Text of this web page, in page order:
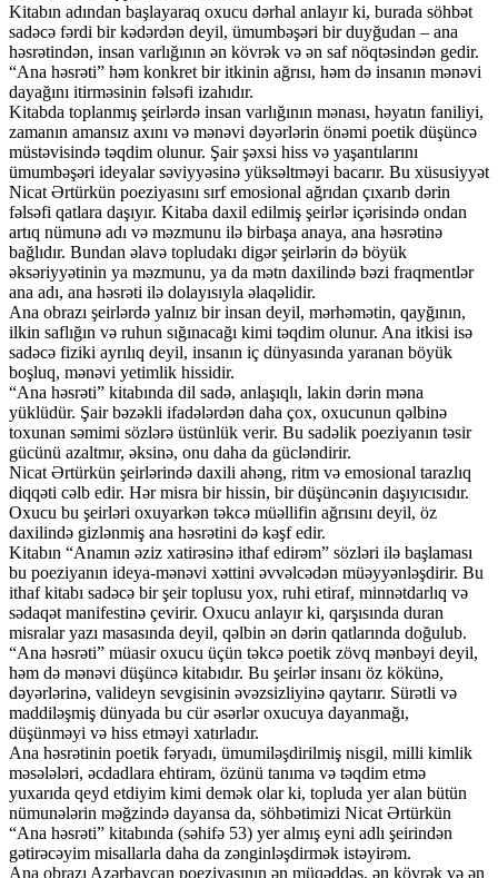
Kitabın adından başlayaraq oxucu dərhal anlayır ki, burada söhbət
sadəcə fərdi bir kədərdən deyil, ümumbəşəri bir duyğudan – ana
həsrətindən, insan varlığının ən kövrək və ən saf nöqtəsindən gedir.
“Ana həsrəti” həm konkret bir itkinin ağrısı, həm də insanın mənəvi
dayağını itirməsinin fəlsəfi izahıdır.
Kitabda toplanmış şeirlərdə insan varlığının mənası, həyatın faniliyi,
zamanın amansız axını və mənəvi dəyərlərin önəmi poetik düşüncə
müstəvisində təqdim olunur. Şair şəxsi hiss və yaşantılarını
ümumbəşəri ideyalar səviyyəsinə yüksəltməyi bacarır. Bu xüsusiyyət
Nicat Ərtürkün poeziyasını sırf emosional ağrıdan çıxarıb dərin
fəlsəfi qatlara daşıyır. Kitaba daxil edilmiş şeirlər içərisində ondan
artıq nümunə adı və məzmunu ilə birbaşa anaya, ana həsrətinə
bağlıdır. Bundan əlavə topludakı digər şeirlərin də böyük
əksəriyyətinin ya məzmunu, ya da mətn daxilində bəzi fraqmentlər
ana adı, ana həsrəti ilə dolayısıyla əlaqəlidir.
Ana obrazı şeirlərdə yalnız bir insan deyil, mərhəmətin, qayğının,
ilkin saflığın və ruhun sığınacağı kimi təqdim olunur. Ana itkisi isə
sadəcə fiziki ayrılıq deyil, insanın iç dünyasında yaranan böyük
boşluq, mənəvi yetimlik hissidir.
“Ana həsrəti” kitabında dil sadə, anlaşıqlı, lakin dərin məna
yüklüdür. Şair bəzəkli ifadələrdən daha çox, oxucunun qəlbinə
toxunan səmimi sözlərə üstünlük verir. Bu sadəlik poeziyanın təsir
gücünü azaltmır, əksinə, onu daha da gücləndirir.
Nicat Ərtürkün şeirlərində daxili ahəng, ritm və emosional tarazlıq
diqqəti cəlb edir. Hər misra bir hissin, bir düşüncənin daşıyıcısıdır.
Oxucu bu şeirləri oxuyarkən təkcə müəllifin ağrısını deyil, öz
daxilində gizlənmiş ana həsrətini də kəşf edir.
Kitabın “Anamın əziz xatirəsinə ithaf edirəm” sözləri ilə başlaması
bu poeziyanın ideya-mənəvi xəttini əvvəlcədən müəyyənləşdirir. Bu
ithaf kitabı sadəcə bir şeir toplusu yox, ruhi etiraf, minnətdarlıq və
sədaqət manifestinə çevirir. Oxucu anlayır ki, qarşısında duran
misralar yazı masasında deyil, qəlbin ən dərin qatlarında doğulub.
“Ana həsrəti” müasir oxucu üçün təkcə poetik zövq mənbəyi deyil,
həm də mənəvi düşüncə kitabıdır. Bu şeirlər insanı öz kökünə,
dəyərlərinə, valideyn sevgisinin əvəzsizliyinə qaytarır. Sürətli və
maddiləşmiş dünyada bu cür əsərlər oxucuya dayanmağı,
düşünməyi və hiss etməyi xatırladır.
Ana həsrətinin poetik fəryadı, ümumiləşdirilmiş nisgil, milli kimlik
məsələləri, əcdadlara ehtiram, özünü tanıma və təqdim etmə
yuxarıda qeyd etdiyim kimi demək olar ki, topluda yer alan bütün
nümunələrin məğzində dayansa da, söhbətimizi Nicat Ərtürkün
“Ana həsrəti” kitabında (səhifə 53) yer almış eyni adlı şeirindən
gətirəcəyim misallarla daha da zənginləşdirmək istəyirəm.
Ana obrazı Azərbaycan poeziyasının ən müqəddəs, ən kövrək və ən